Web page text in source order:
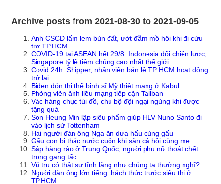
Archive posts from 2021-08-30 to 2021-09-05
Anh CSCĐ lấm lem bùn đất, ướt đẫm mồ hôi khi đi cứu
trợ TP.HCM
COVID-19 tại ASEAN hết 29/8: Indonesia đổi chiến lược;
Singapore tỷ lệ tiêm chủng cao nhất thế giới
Covid 24h: Shipper, nhân viên bán lẻ TP HCM hoạt động
trở lại
Biden đón thi thể binh sĩ Mỹ thiệt mạng ở Kabul
Phóng viên ảnh liều mạng tiếp cận Taliban
Vác hàng chục túi đồ, chú bộ đội ngại ngùng khi được
tặng quà
Son Heung Min lập siêu phẩm giúp HLV Nuno Santo đi
vào lịch sử Tottenham
Hai người đàn ông Nga ăn dưa hấu cùng gấu
Gấu con bị thác nước cuốn khi săn cá hồi cùng mẹ
Sập hàng rào ở Trung Quốc, người phụ nữ thoát chết
trong gang tấc
Vũ trụ có thật sự tĩnh lặng như chúng ta thường nghĩ?
Người đàn ông lớn tiếng thách thức trước siêu thị ở
TP.HCM